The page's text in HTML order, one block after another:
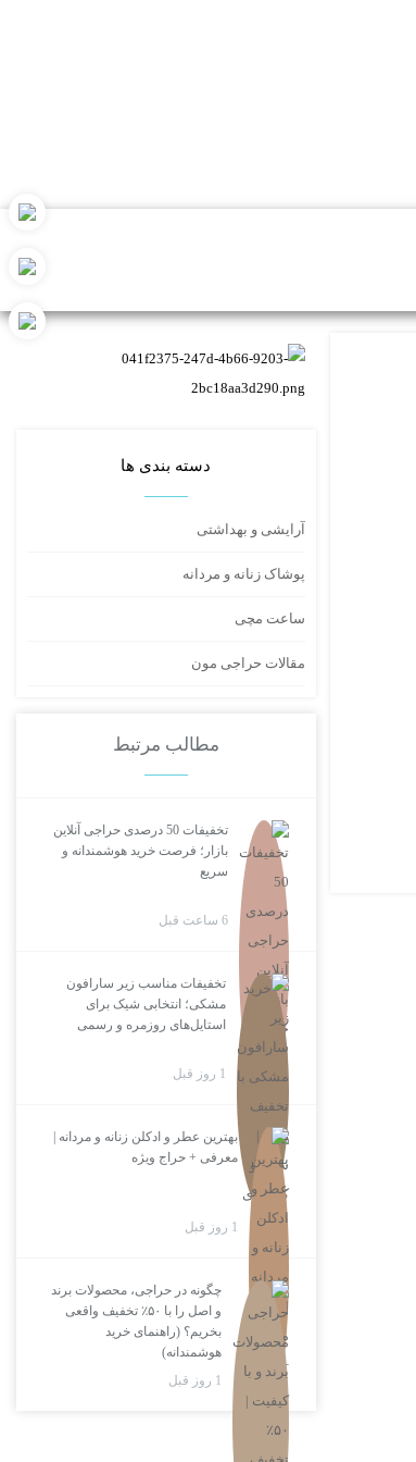
دسته بندی ها
آرایشی و بهداشتی
پوشاک زنانه و مردانه
ساعت مچی
مقالات حراجی مون
مطالب مرتبط
تخفیفات 50 درصدی حراجی آنلاین
بازار؛ فرصت خرید هوشمندانه و
سریع
6 ساعت قبل
تخفیفات مناسب زیر سارافون
مشکی؛ انتخابی شیک برای
استایل‌های روزمره و رسمی
1 روز قبل
بهترین عطر و ادکلن زنانه و مردانه |
معرفی + حراج ویژه
1 روز قبل
چگونه در حراجی، محصولات برند
و اصل را با ۵۰٪ تخفیف واقعی
بخریم؟ (راهنمای خرید
هوشمندانه)
1 روز قبل